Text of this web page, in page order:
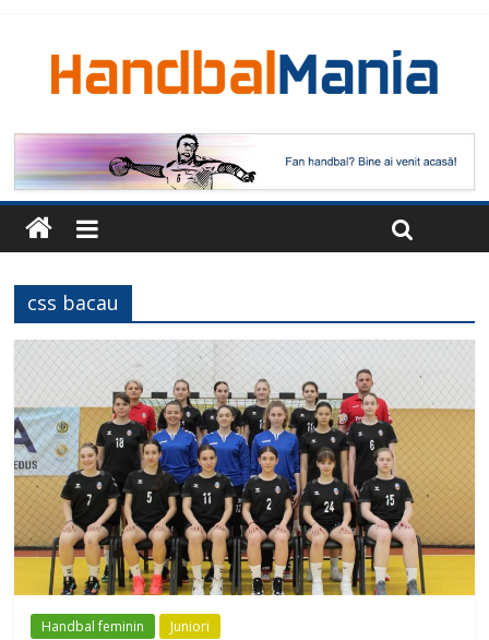
css bacau
Handbal feminin Juniori